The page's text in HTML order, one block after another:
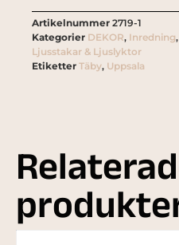
Artikelnummer 2719-1
Kategorier DEKOR, Inredning,
Ljusstakar & Ljuslyktor
Etiketter Täby, Uppsala